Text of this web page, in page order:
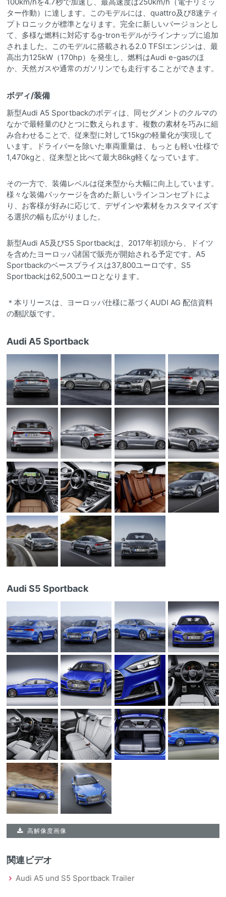
ター作動）に達します。このモデルには、quattro及び8速ティ
プトロニックが標準となります。完全に新しいバージョンとし
て、多様な燃料に対応するg-tronモデルがラインナップに追加
されました。このモデルに搭載される2.0 TFSIエンジンは、最
高出力125kW（170hp）を発生し、燃料はAudi e-gasのほ
か、天然ガスや通常のガソリンでも走行することができます。
ボディ/装備
新型Audi A5 Sportbackのボディは、同セグメントのクルマの
なかで最軽量のひとつに数えられます。複数の素材を巧みに組
み合わせることで、従来型に対して15kgの軽量化が実現して
います。ドライバーを除いた車両重量は、もっとも軽い仕様で
1,470kgと、従来型と比べて最大86kg軽くなっています。
その一方で、装備レベルは従来型から大幅に向上しています。
様々な装備パッケージを含めた新しいラインコンセプトによ
り、お客様が好みに応じて、デザインや素材をカスタマイズす
る選択の幅も広がりました。
新型Audi A5及びS5 Sportbackは、2017年初頭から、ドイツ
を含めたヨーロッパ諸国で販売が開始される予定です。A5
Sportbackのベースプライスは37,800ユーロです。S5
Sportbackは62,500ユーロとなります。
＊本リリースは、ヨーロッパ仕様に基づくAUDI AG 配信資料
の翻訳版です。
Audi A5 Sportback
Audi S5 Sportback
高解像度画像
関連ビデオ
Audi A5 und S5 Sportback Trailer